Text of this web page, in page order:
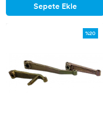
Sepete Ekle
%20